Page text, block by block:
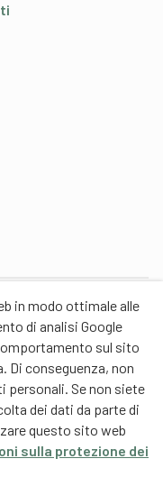
in modo ottimale alle
di analisi Google
sul sito
Di conseguenza, non
personali. Se non siete
dei dati da parte di
questo sito web
sulla protezione dei
Sport Macolin